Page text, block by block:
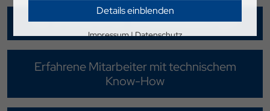
Details einblenden
Impressum|Datenschutz
Alle erforderlichen Schweißzulassungen
Erfahrene Mitarbeiter mit technischem
Know-How